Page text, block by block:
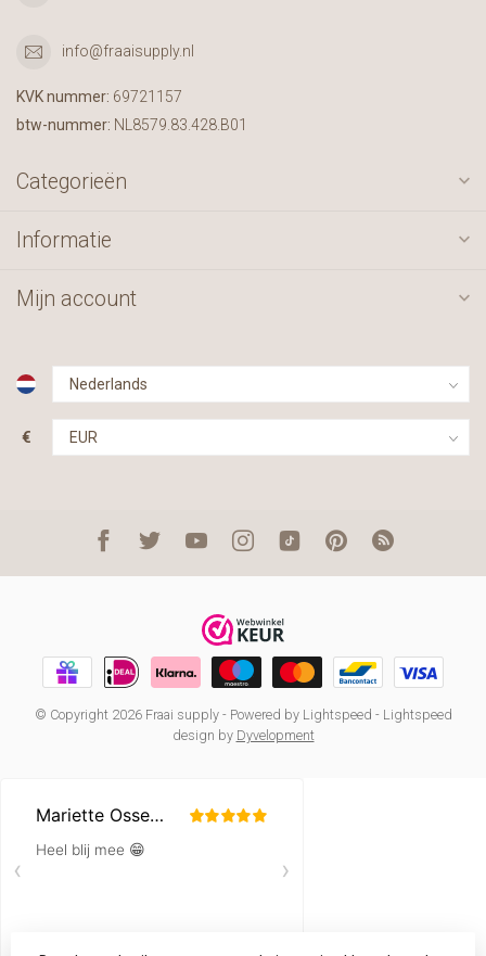
info@fraaisupply.nl
KVK nummer: 69721157
btw-nummer: NL8579.83.428.B01
Categorieën
Informatie
Mijn account
€
© Copyright 2026 Fraai supply- Powered by Lightspeed - Lightspeed
design by Dyvelopment